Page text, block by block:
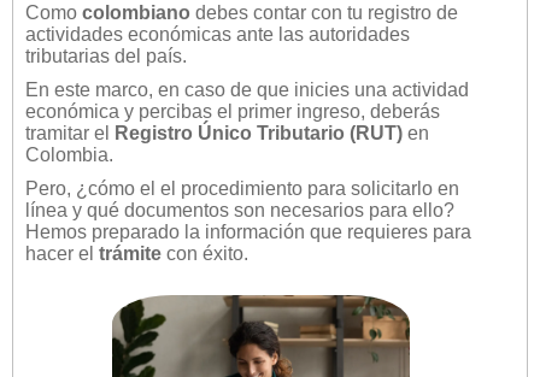
Como colombiano debes contar con tu registro de
actividades económicas ante las autoridades
tributarias del país.
En este marco, en caso de que inicies una actividad
económica y percibas el primer ingreso, deberás
tramitar el
Registro Único Tributario (RUT) en
Colombia.
Pero, ¿cómo el el procedimiento para solicitarlo en
línea y qué documentos son necesarios para ello?
Hemos preparado la información que requieres para
hacer el trámite con éxito.